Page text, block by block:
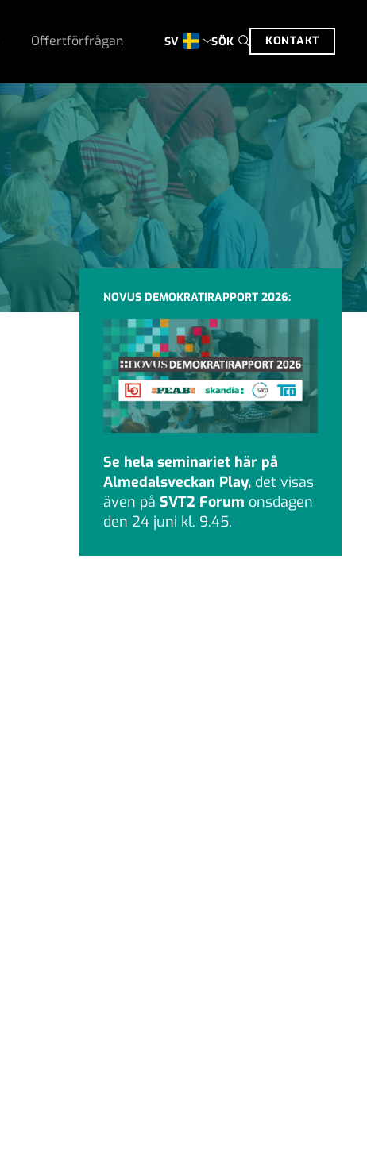
Offertförfrågan SV SÖK KONTAKT
NOVUS DEMOKRATIRAPPORT 2026:
Se hela seminariet här på
Almedalsveckan Play, det visas
även på SVT2 Forum onsdagen
den 24 juni kl. 9.45.